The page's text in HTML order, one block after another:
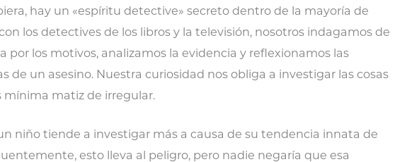
hay un «espíritu detective» secreto dentro de la mayoría de
los detectives de los libros y la televisión, nosotros indagamos de
por los motivos, analizamos la evidencia y reflexionamos las
de un asesino. Nuestra curiosidad nos obliga a investigar las cosas
matiz de irregular.
niño tiende a investigar más a causa de su tendencia innata de
esto lleva al peligro, pero nadie negaría que esa